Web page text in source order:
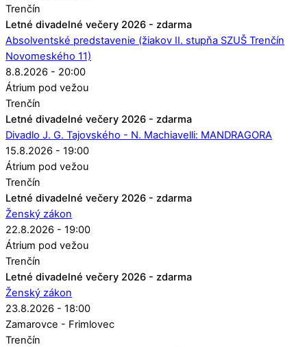
Trenčín
Letné divadelné večery 2026 - zdarma
Absolventské predstavenie (žiakov II. stupňa SZUŠ Trenčín
Novomeského 11)
8.8.2026 - 20:00
Átrium pod vežou
Trenčín
Letné divadelné večery 2026 - zdarma
Divadlo J. G. Tajovského - N. Machiavelli: MANDRAGORA
15.8.2026 - 19:00
Átrium pod vežou
Trenčín
Letné divadelné večery 2026 - zdarma
Ženský zákon
22.8.2026 - 19:00
Átrium pod vežou
Trenčín
Letné divadelné večery 2026 - zdarma
Ženský zákon
23.8.2026 - 18:00
Zamarovce - Frimlovec
Trenčín